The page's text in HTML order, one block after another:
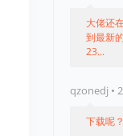
大佬还
到最新
23...
qzonedj •
下载呢